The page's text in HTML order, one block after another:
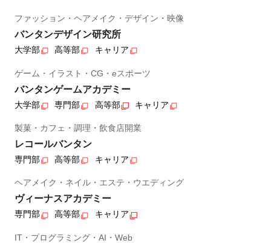
ファッション・ヘアメイク・デザイン・映像
バンタンデザイン研究所
大学部 高等部 キャリア
ゲーム・イラスト・CG・eスポーツ
バンタンゲームアカデミー
大学部 専門部 高等部 キャリア
製菓・カフェ・調理・飲食店開業
レコールバンタン
専門部 高等部 キャリア
ヘアメイク・ネイル・エステ・ウエディング
ヴィーナスアカデミー
専門部 高等部 キャリア
IT・プログラミング・AI・Web